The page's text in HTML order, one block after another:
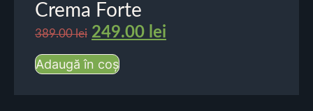
Crema Forte
389.00lei 249.00 lei
Adaugă în coș